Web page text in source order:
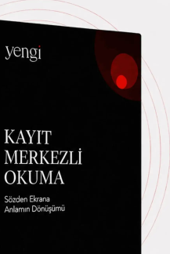
bugünün dilini
olmadı. Eylem,
ve daha çok
farklı bir
Eylem varsa zaten
aşmayla da
bilgisi olarak satmaya
kılık değiştirmek zaten
bir Enis almış şiir
Blöf denecekse